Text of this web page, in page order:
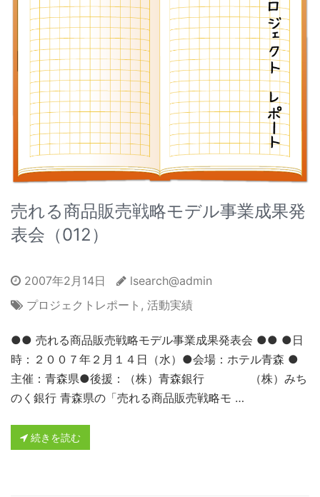
売れる商品販売戦略モデル事業成果発
表会（012）
2007年2月14日
lsearch@admin
プロジェクトレポート , 活動実績
●● 売れる商品販売戦略モデル事業成果発表会 ●● ●日
時：２００７年２月１４日（水）●会場：ホテル青森 ●
主催：青森県●後援：（株）青森銀行 （株）みち
のく銀行 青森県の「売れる商品販売戦略モ …
続きを読む